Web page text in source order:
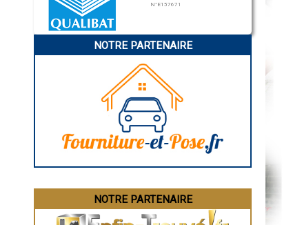
Charleville-Mézières
Pamiers
Narbonne
Brive-la-Gaillarde
Guéret
Besançon
Évreux
Chartres
N°E157671
NOTRE PARTENAIRE
NOTRE PARTENAIRE